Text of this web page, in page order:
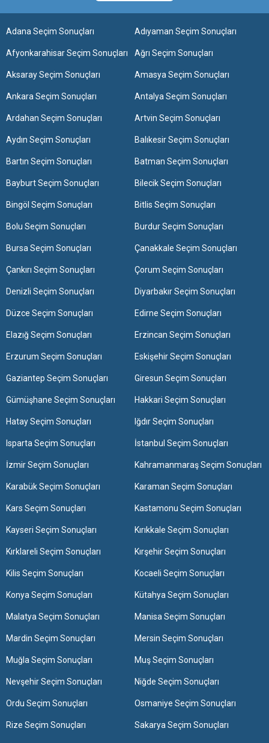
Adana Seçim Sonuçları Adıyaman Seçim Sonuçları
Afyonkarahisar Seçim Sonuçları Ağrı Seçim Sonuçları
Aksaray Seçim Sonuçları Amasya Seçim Sonuçları
Ankara Seçim Sonuçları Antalya Seçim Sonuçları
Ardahan Seçim Sonuçları Artvin Seçim Sonuçları
Aydın Seçim Sonuçları Balıkesir Seçim Sonuçları
Bartın Seçim Sonuçları Batman Seçim Sonuçları
Bayburt Seçim Sonuçları Bilecik Seçim Sonuçları
Bingöl Seçim Sonuçları Bitlis Seçim Sonuçları
Bolu Seçim Sonuçları Burdur Seçim Sonuçları
Bursa Seçim Sonuçları Çanakkale Seçim Sonuçları
Çankırı Seçim Sonuçları Çorum Seçim Sonuçları
Denizli Seçim Sonuçları Diyarbakır Seçim Sonuçları
Düzce Seçim Sonuçları Edirne Seçim Sonuçları
Elazığ Seçim Sonuçları Erzincan Seçim Sonuçları
Erzurum Seçim Sonuçları Eskişehir Seçim Sonuçları
Gaziantep Seçim Sonuçları Giresun Seçim Sonuçları
Gümüşhane Seçim Sonuçları Hakkari Seçim Sonuçları
Hatay Seçim Sonuçları Iğdır Seçim Sonuçları
Isparta Seçim Sonuçları İstanbul Seçim Sonuçları
İzmir Seçim Sonuçları Kahramanmaraş Seçim Sonuçları
Karabük Seçim Sonuçları Karaman Seçim Sonuçları
Kars Seçim Sonuçları Kastamonu Seçim Sonuçları
Kayseri Seçim Sonuçları Kırıkkale Seçim Sonuçları
Kırklareli Seçim Sonuçları Kırşehir Seçim Sonuçları
Kilis Seçim Sonuçları Kocaeli Seçim Sonuçları
Konya Seçim Sonuçları Kütahya Seçim Sonuçları
Malatya Seçim Sonuçları Manisa Seçim Sonuçları
Mardin Seçim Sonuçları Mersin Seçim Sonuçları
Muğla Seçim Sonuçları Muş Seçim Sonuçları
Nevşehir Seçim Sonuçları Niğde Seçim Sonuçları
Ordu Seçim Sonuçları Osmaniye Seçim Sonuçları
Rize Seçim Sonuçları Sakarya Seçim Sonuçları